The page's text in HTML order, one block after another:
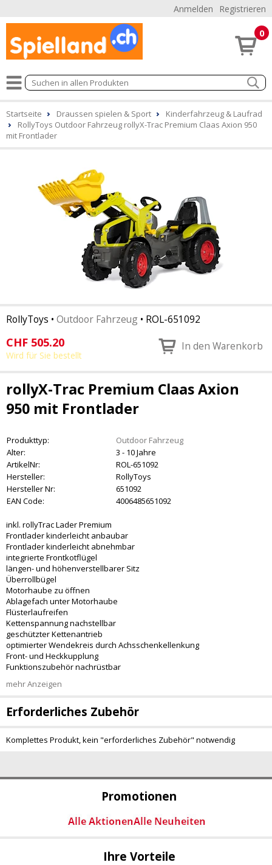
Anmelden Registrieren
0
Promotionen
Ihre Vorteile
Startseite Draussen spielen & Sport
Kinderfahrzeug & Laufrad
RollyToys Outdoor Fahrzeug rollyX-Trac Premium Claas Axion 950
mit Frontlader
RollyToys • Outdoor Fahrzeug • ROL-651092
CHF 505.20
Wird für Sie bestellt
In den Warenkorb
rollyX-Trac Premium Claas Axion
950 mit Frontlader
Produkttyp:
Outdoor Fahrzeug
Alter:
3 - 10 Jahre
ArtikelNr:
ROL-651092
Hersteller:
RollyToys
Hersteller Nr:
651092
EAN Code:
4006485651092
inkl. rollyTrac Lader Premium
Frontlader kinderleicht anbaubar
Frontlader kinderleicht abnehmbar
integrierte Frontkotflügel
längen- und höhenverstellbarer Sitz
Überrollbügel
Motorhaube zu öffnen
Ablagefach unter Motorhaube
Flüsterlaufreifen
Kettenspannung nachstellbar
geschützter Kettenantrieb
optimierter Wendekreis durch Achsschenkellenkung
Front- und Heckkupplung
Funktionszubehör nachrüstbar
mehr Anzeigen
Erforderliches Zubehör
Komplettes Produkt, kein "erforderliches Zubehör" notwendig